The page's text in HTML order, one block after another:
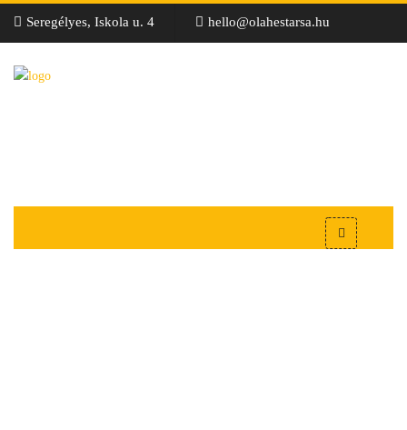
Seregélyes, Iskola u. 4 hello@olahestarsa.hu